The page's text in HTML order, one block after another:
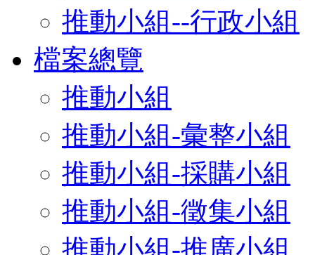
推動小組--行政小組
檔案總覽
推動小組
推動小組-彙整小組
推動小組-採購小組
推動小組-徵集小組